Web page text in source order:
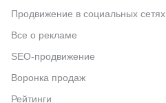
Продвижение в социальных сетях
Все о рекламе
SEO-продвижение
Воронка продаж
Рейтинги